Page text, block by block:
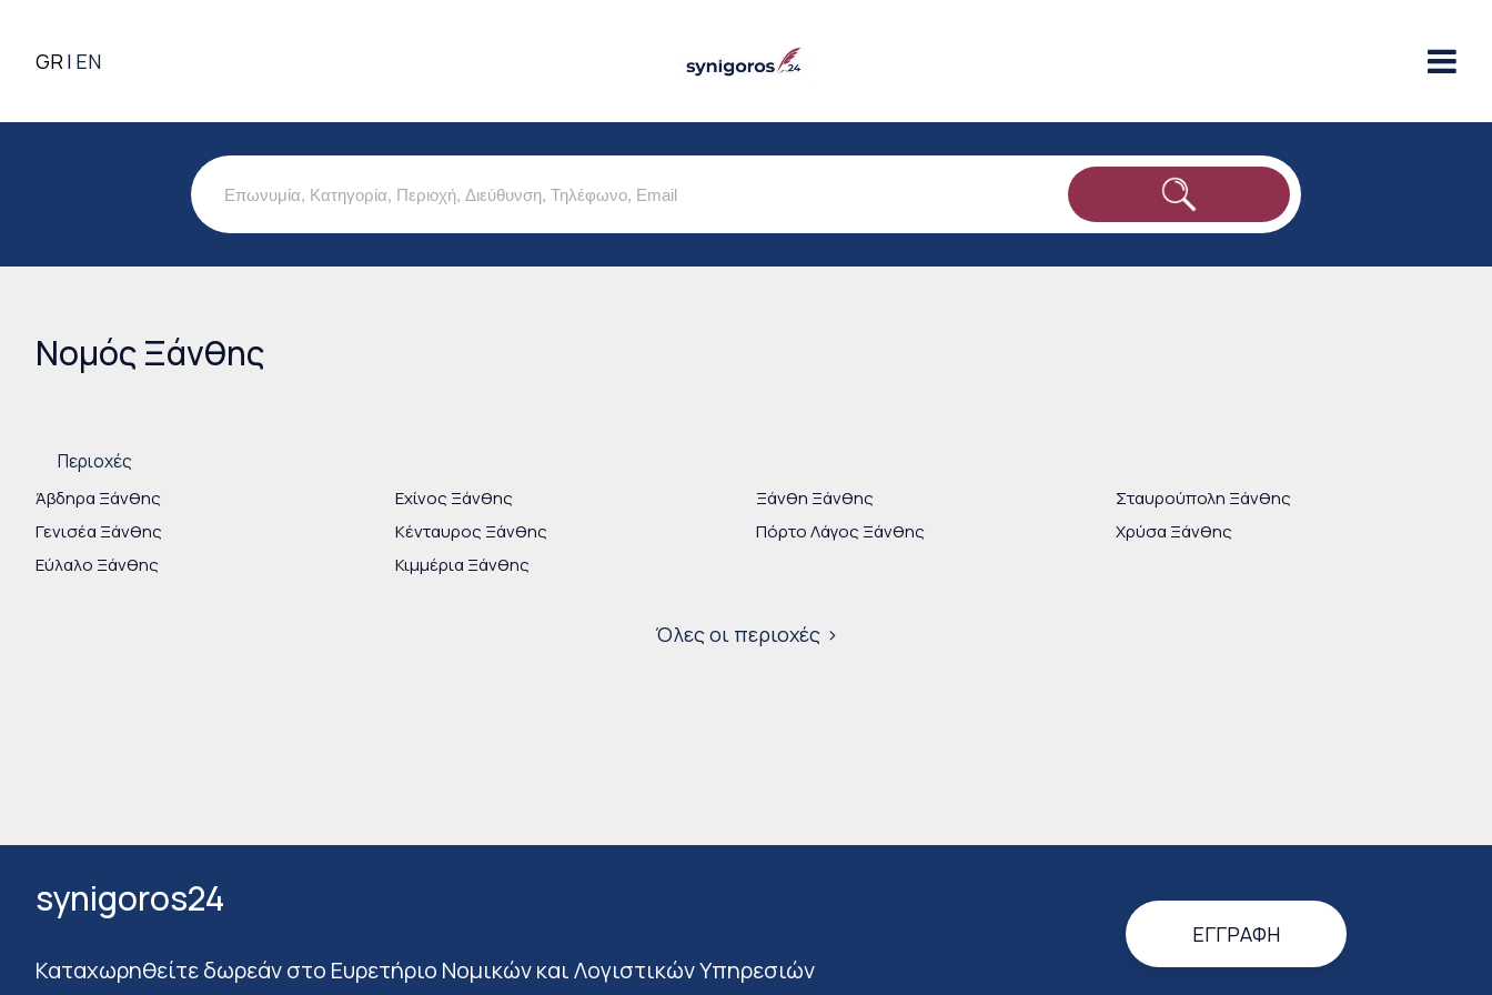
κυρίως περιεχόμενο
GR EN
Νομός Ξάνθης
Είστε εδώ
Περιοχές
Άβδηρα Ξάνθης
Γενισέα Ξάνθης
Εύλαλο Ξάνθης
Εχίνος Ξάνθης
Κένταυρος Ξάνθης
Κιμμέρια Ξάνθης
Ξάνθη Ξάνθης
Πόρτο Λάγος Ξάνθης
Σταυρούπολη Ξάνθης
Χρύσα Ξάνθης
Όλες οι περιοχές
synigoros24
Καταχωρηθείτε δωρεάν στο Ευρετήριο Νομικών και Λογιστικών Υπηρεσιών
ΕΓΓΡΑΦΉ